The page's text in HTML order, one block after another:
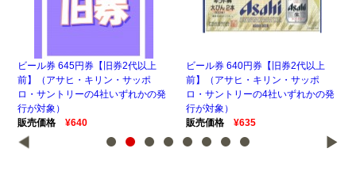
ビール券 645円券【旧券2代以上
前】（アサヒ・キリン・サッポ
ロ・サントリーの4社いずれかの発
行が対象）
販売価格
¥640
ビール券 640円券【旧券2代以上
前】（アサヒ・キリン・サッポ
ロ・サントリーの4社いずれかの発
行が対象）
販売価格
¥635